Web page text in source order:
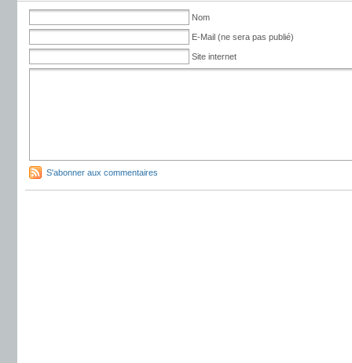
Nom
E-Mail (ne sera pas publié)
Site internet
S'abonner aux commentaires